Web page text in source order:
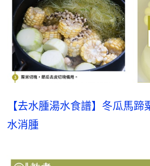
【去水腫湯水食譜】冬瓜馬
水消腫